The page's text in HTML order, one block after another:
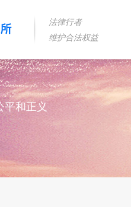
法律行者
维护合法权益
平和正义